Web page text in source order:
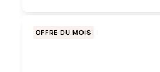
OFFRE DU MOIS